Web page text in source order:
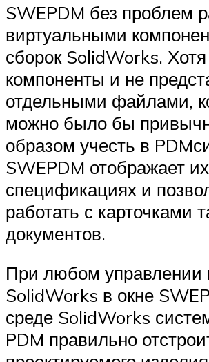
SWE­PDM без проблем
виртуальными
сборок SolidWorks. Хотя
компоненты и не
отдельными файлами,
можно было бы
образом учесть в
SWE­PDM отображает
спецификациях и
работать с карточками
документов.
При любом управлении
SolidWorks в окне
среде SolidWorks
PDM правильно